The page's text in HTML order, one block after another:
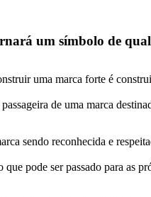
um símbolo de
uma marca forte é
de uma marca
sendo reconhecida e
pode ser passado para as